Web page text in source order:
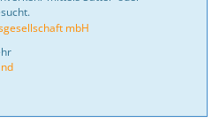
mbH